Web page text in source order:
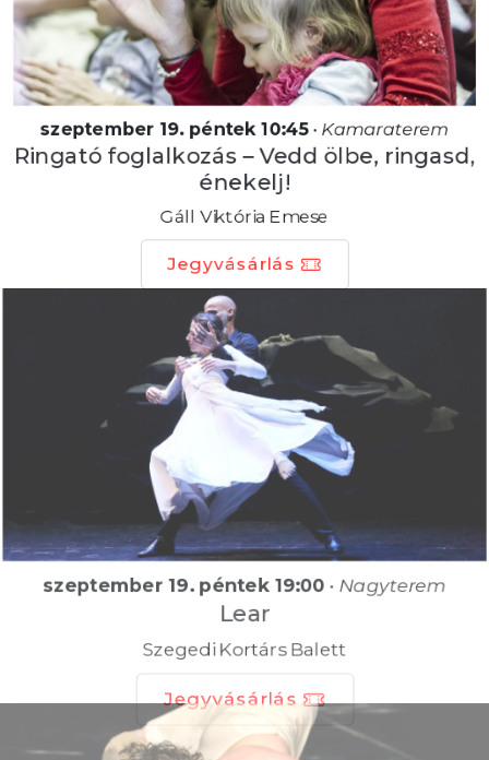
szeptember 19. péntek 10:45• Kamaraterem
Ringató foglalkozás – Vedd ölbe, ringasd,
énekelj!
Gáll Viktória Emese
Jegyvásárlás
szeptember 19. péntek 19:00• Nagyterem
Lear
Szegedi Kortárs Balett
Jegyvásárlás